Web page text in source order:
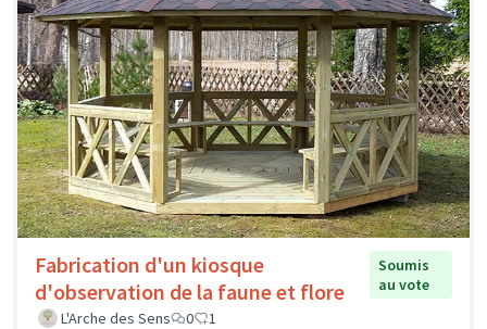
Fabrication d'un kiosque
d'observation de la faune et flore
Soumis
au vote
L'Arche des Sens
0 1